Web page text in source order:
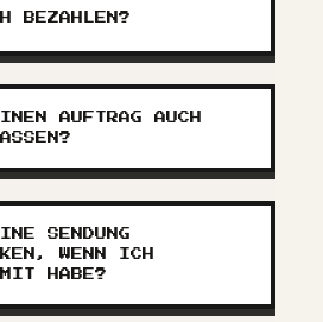
BEZAHLEN?
AUFTRAG AUCH
SENDUNG
WENN ICH
HABE?